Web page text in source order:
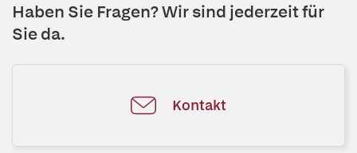
Haben Sie Fragen? Wir sind jederzeit für
Sie da.
Kontakt